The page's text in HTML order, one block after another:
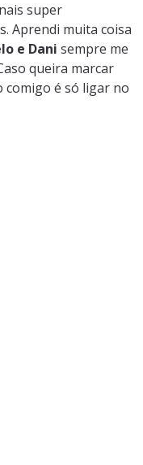
super
Aprendi muita coisa
e Dani sempre me
queira marcar
comigo é só ligar no